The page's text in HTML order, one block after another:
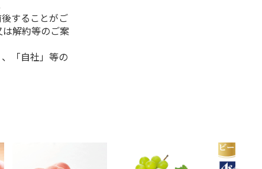
することがご
解約等のご案
「自社」等の